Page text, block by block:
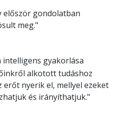
először gondolatban
meg."
intelligens gyakorlása
alkotott tudáshoz
erőt nyerik el, mellyel ezeket
és irányíthatjuk."